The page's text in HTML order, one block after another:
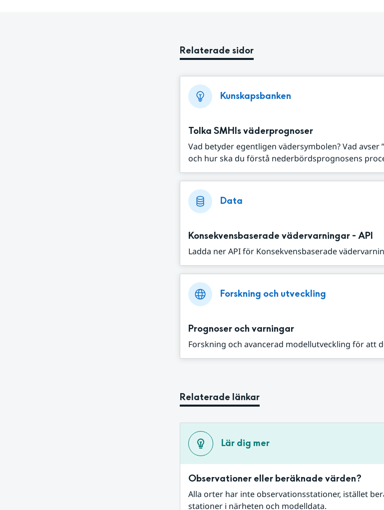
Relaterade sidor
Kunskapsbanken
Tolka SMHIs väderprognoser
Vad betyder egentligen vädersymbolen? Vad avser
och hur ska du förstå nederbördsprognosens
Data
Konsekvensbaserade vädervarningar - API
Ladda ner API för Konsekvensbaserade
Forskning och utveckling
Prognoser och varningar
Forskning och avancerad modellutveckling för att
Relaterade länkar
Lär dig mer
Observationer eller beräknade värden?
Alla orter har inte observationsstationer, istället
stationer i närheten och modelldata.